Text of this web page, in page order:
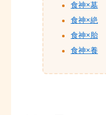
食神×墓
食神×絶
食神×胎
食神×養